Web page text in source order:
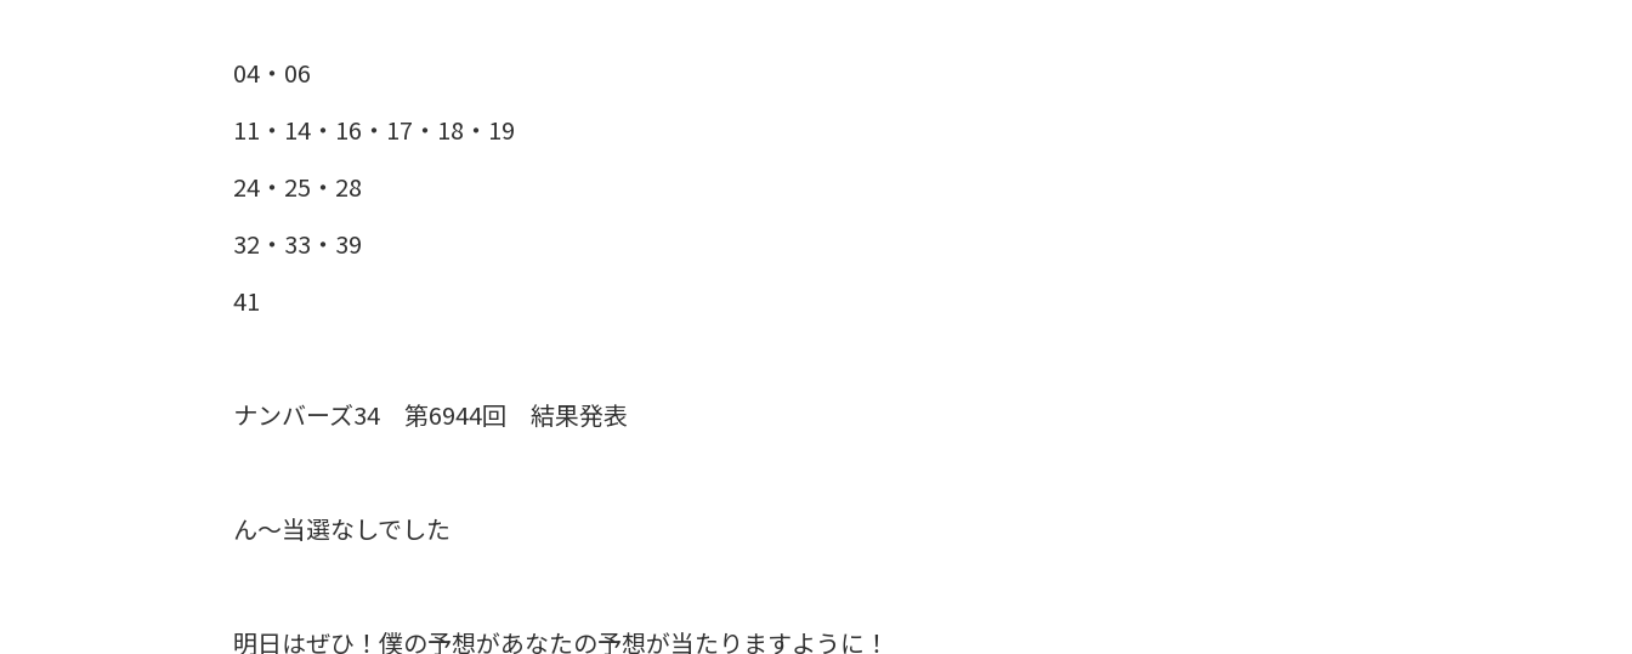
04・06
11・14・16・17・18・19
24・25・28
32・33・39
41
ナンバーズ34 第6944回 結果発表
ん〜当選なしでした
明日はぜひ！僕の予想があなたの予想が当たりますように！